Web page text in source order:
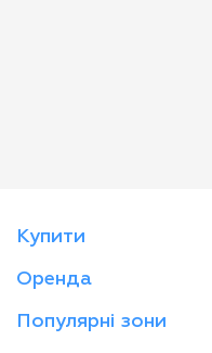
Купити
Оренда
Популярні зони